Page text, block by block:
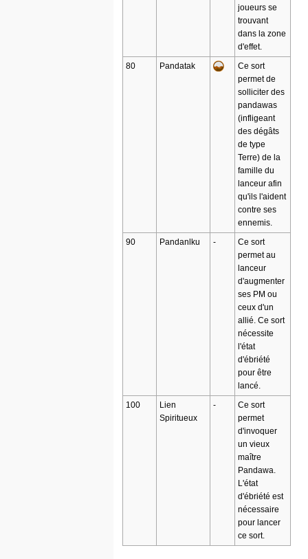
joueurs se
trouvant
dans la zone
d'effet.
80
Pandatak
Ce sort
permet de
solliciter des
pandawas
(infligeant
des dégâts
de type
Terre) de la
famille du
lanceur afin
qu'ils l'aident
contre ses
ennemis.
90
Pandanlku -
Ce sort
permet au
lanceur
d'augmenter
ses PM ou
ceux d'un
allié. Ce sort
nécessite
l'état
d'ébriété
pour être
lancé.
100
Lien
Spiritueux
-
Ce sort
permet
d'invoquer
un vieux
maître
Pandawa.
L'état
d'ébriété est
nécessaire
pour lancer
ce sort.